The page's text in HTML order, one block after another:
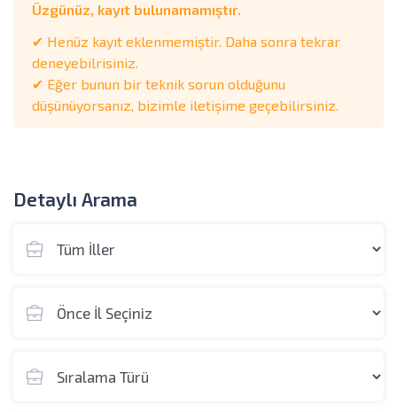
Üzgünüz, kayıt bulunamamıştır.
✔ Henüz kayıt eklenmemiştir. Daha sonra tekrar
deneyebilrisiniz.
✔ Eğer bunun bir teknik sorun olduğunu
düşünüyorsanız, bizimle iletişime geçebilirsiniz.
Detaylı Arama